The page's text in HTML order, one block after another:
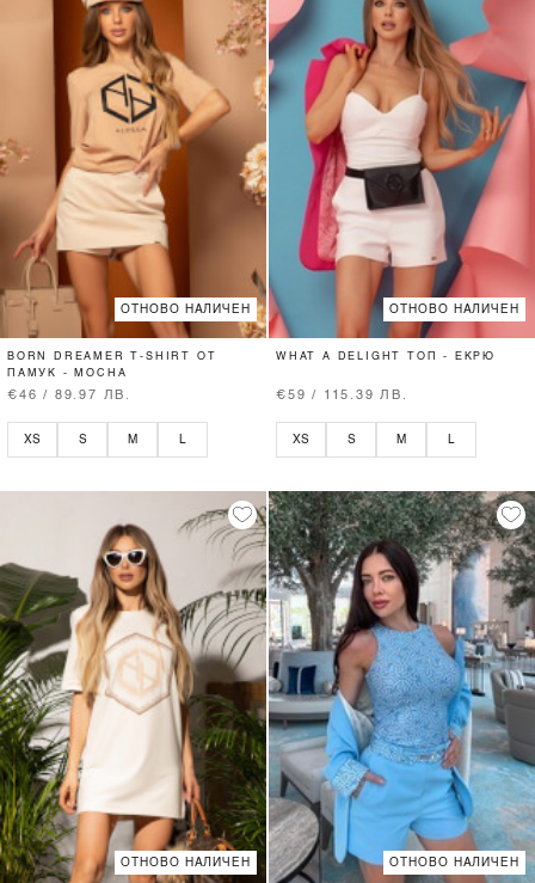
ОТНОВО НАЛИЧЕН
BORN DREAMER T-SHIRT ОТ
ПАМУК - MOCHA
€46 / 89.97 ЛВ.
XS S M L
ОТНОВО НАЛИЧЕН
WHAT A DELIGHT ТОП - ЕКРЮ
€59 / 115.39 ЛВ.
XS S M L
ОТНОВО НАЛИЧЕН ОТНОВО НАЛИЧЕН